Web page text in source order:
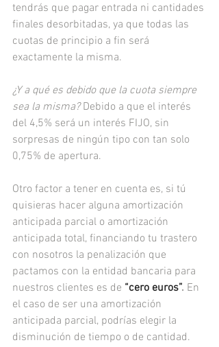
tendrás que pagar entrada ni cantidades
finales desorbitadas, ya que todas las
cuotas de principio a fin será
exactamente la misma.
¿Y a qué es debido que la cuota siempre
sea la misma? Debido a que el interés
del 4,5% será un interés FIJO, sin
sorpresas de ningún tipo con tan solo
0,75% de apertura.
Otro factor a tener en cuenta es, si tú
quisieras hacer alguna amortización
anticipada parcial o amortización
anticipada total, financiando tu trastero
con nosotros la penalización que
pactamos con la entidad bancaria para
nuestros clientes es de “cero euros”. En
el caso de ser una amortización
anticipada parcial, podrías elegir la
disminución de tiempo o de cantidad.